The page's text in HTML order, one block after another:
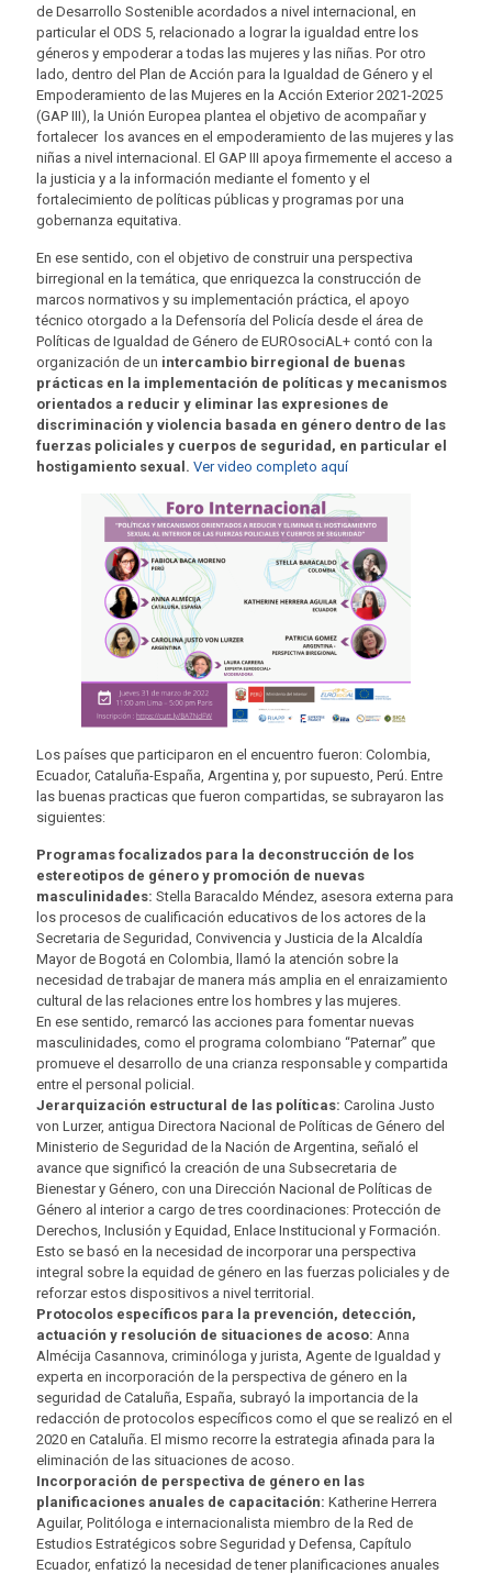
de Desarrollo Sostenible acordados a nivel internacional, en
particular el ODS 5, relacionado a lograr la igualdad entre los
géneros y empoderar a todas las mujeres y las niñas. Por otro
lado, dentro del Plan de Acción para la Igualdad de Género y el
Empoderamiento de las Mujeres en la Acción Exterior 2021-2025
(GAP III), la Unión Europea plantea el objetivo de acompañar y
fortalecer los avances en el empoderamiento de las mujeres y las
niñas a nivel internacional. El GAP III apoya firmemente el acceso a
la justicia y a la información mediante el fomento y el
fortalecimiento de políticas públicas y programas por una
gobernanza equitativa.
En ese sentido, con el objetivo de construir una perspectiva
birregional en la temática, que enriquezca la construcción de
marcos normativos y su implementación práctica, el apoyo
técnico otorgado a la Defensoría del Policía desde el área de
Políticas de Igualdad de Género de EUROsociAL+ contó con la
organización de un intercambio birregional de buenas
prácticas en la implementación de políticas y mecanismos
orientados a reducir y eliminar las expresiones de
discriminación y violencia basada en género dentro de las
fuerzas policiales y cuerpos de seguridad, en particular el
hostigamiento sexual. Ver video completo aquí
Los países que participaron en el encuentro fueron: Colombia,
Ecuador, Cataluña-España, Argentina y, por supuesto, Perú. Entre
las buenas practicas que fueron compartidas, se subrayaron las
siguientes:
Programas focalizados para la deconstrucción de los
estereotipos de género y promoción de nuevas
masculinidades: Stella Baracaldo Méndez, asesora externa para
los procesos de cualificación educativos de los actores de la
Secretaria de Seguridad, Convivencia y Justicia de la Alcaldía
Mayor de Bogotá en Colombia, llamó la atención sobre la
necesidad de trabajar de manera más amplia en el enraizamiento
cultural de las relaciones entre los hombres y las mujeres.
En ese sentido, remarcó las acciones para fomentar nuevas
masculinidades, como el programa colombiano “Paternar” que
promueve el desarrollo de una crianza responsable y compartida
entre el personal policial.
Jerarquización estructural de las políticas: Carolina Justo
von Lurzer, antigua Directora Nacional de Políticas de Género del
Ministerio de Seguridad de la Nación de Argentina, señaló el
avance que significó la creación de una Subsecretaria de
Bienestar y Género, con una Dirección Nacional de Políticas de
Género al interior a cargo de tres coordinaciones: Protección de
Derechos, Inclusión y Equidad, Enlace Institucional y Formación.
Esto se basó en la necesidad de incorporar una perspectiva
integral sobre la equidad de género en las fuerzas policiales y de
reforzar estos dispositivos a nivel territorial.
Protocolos específicos para la prevención, detección,
actuación y resolución de situaciones de acoso: Anna
Almécija Casannova, criminóloga y jurista, Agente de Igualdad y
experta en incorporación de la perspectiva de género en la
seguridad de Cataluña, España, subrayó la importancia de la
redacción de protocolos específicos como el que se realizó en el
2020 en Cataluña. El mismo recorre la estrategia afinada para la
eliminación de las situaciones de acoso.
Incorporación de perspectiva de género en las
planificaciones anuales de capacitación: Katherine Herrera
Aguilar, Politóloga e internacionalista miembro de la Red de
Estudios Estratégicos sobre Seguridad y Defensa, Capítulo
Ecuador, enfatizó la necesidad de tener planificaciones anuales